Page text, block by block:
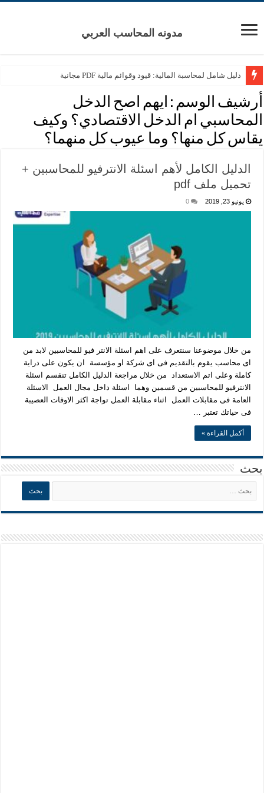
مدونه المحاسب العربي
دليل شامل لمحاسبة المالية: قيود وقوائم مالية PDF مجانية
أرشيف الوسم : ايهم اصح الدخل
المحاسبي ام الدخل الاقتصادي؟ وكيف
يقاس كل منها؟ وما عيوب كل منهما؟
الدليل الكامل لأهم اسئلة الانترفيو للمحاسبين +
تحميل ملف pdf
يونيو 23, 2019 0
من خلال موضوعنا سنتعرف على اهم اسئلة الانتر فيو للمحاسبين لابد من
اى محاسب يقوم بالتقديم فى اى شركة او مؤسسة ان يكون على دراية
كاملة وعلى اتم الاستعداد من خلال مراجعة الدليل الكامل تنقسم اسئلة
الانترفيو للمحاسبين من قسمين وهما اسئلة داخل مجال العمل الاسئلة
العامة فى مقابلات العمل اثناء مقابلة العمل تواجة اكثر الاوقات العصيبة
فى حياتك تعتبر …
أكمل القراءة »
بحث